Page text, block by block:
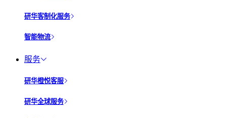
研华客制化服务
智能物流
服务
研华橙悦客服
研华全球服务